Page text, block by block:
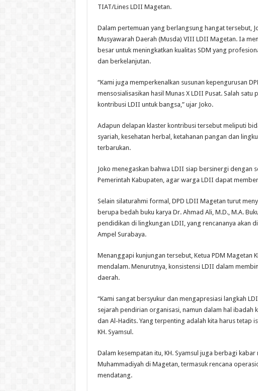
TIAT/Lines LDII Magetan.
Dalam pertemuan yang berlangsung hangat tersebut,
Musyawarah Daerah (Musda) VIII LDII Magetan. Ia
besar untuk meningkatkan kualitas SDM yang
dan berkelanjutan.
“Kami juga memperkenalkan susunan kepengurusan
mensosialisasikan hasil Munas X LDII Pusat. Salah
kontribusi LDII untuk bangsa,” ujar Joko.
Adapun delapan klaster kontribusi tersebut meliputi
syariah, kesehatan herbal, ketahanan pangan dan
terbarukan.
Joko menegaskan bahwa LDII siap bersinergi dengan
Pemerintah Kabupaten, agar warga LDII dapat
Selain silaturahmi formal, DPD LDII Magetan turut
berupa bedah buku karya Dr. Ahmad Ali, M.D., M.A.
pendidikan di lingkungan LDII, yang rencananya akan
Ampel Surabaya.
Menanggapi kunjungan tersebut, Ketua PDM Magetan
mendalam. Menurutnya, konsistensi LDII dalam
daerah.
“Kami sangat bersyukur dan mengapresiasi langkah
sejarah pendirian organisasi, namun dalam hal ibadah
dan Al-Hadits. Yang terpenting adalah kita harus tetap
KH. Syamsul.
Dalam kesempatan itu, KH. Syamsul juga berbagi
Muhammadiyah di Magetan, termasuk rencana
mendatang.